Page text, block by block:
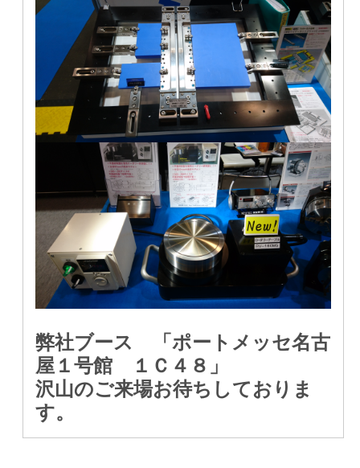
弊社ブース 「ポートメッセ名古
屋１号館 １Ｃ４８」
沢山のご来場お待ちしておりま
す。